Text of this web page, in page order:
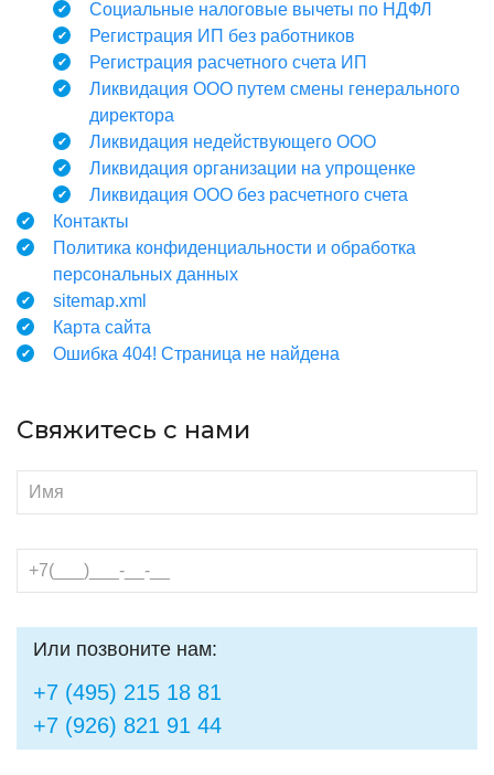
Социальные налоговые вычеты по НДФЛ
Регистрация ИП без работников
Регистрация расчетного счета ИП
Ликвидация ООО путем смены генерального
директора
Ликвидация недействующего ООО
Ликвидация организации на упрощенке
Ликвидация ООО без расчетного счета
Контакты
Политика конфиденциальности и обработка
персональных данных
sitemap.xml
Карта сайта
Ошибка 404! Страница не найдена
Свяжитесь с нами
Или позвоните нам:
+7 (495) 215 18 81
+7 (926) 821 91 44